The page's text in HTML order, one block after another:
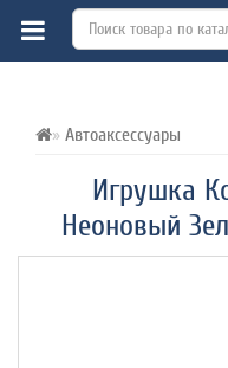
Автоаксессуары
Игрушка
Неоновый
ВСЕ О ТОВАРЕ